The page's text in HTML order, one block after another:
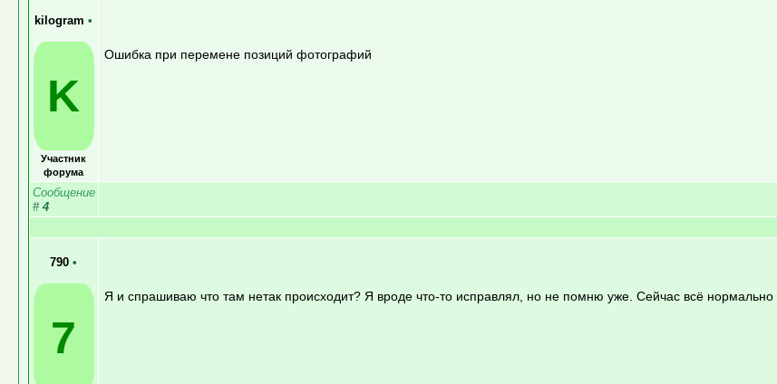
kilogram •
K
Участник
форума
Ошибка при перемене позиций фотографий
Сообщение
# 4
790 •
7
Я и спрашиваю что там нетак происходит? Я вроде что-то исправлял, но не помню уже. Сейчас всё нормально